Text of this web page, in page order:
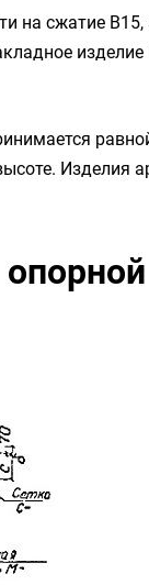
на сжатие
Изделия